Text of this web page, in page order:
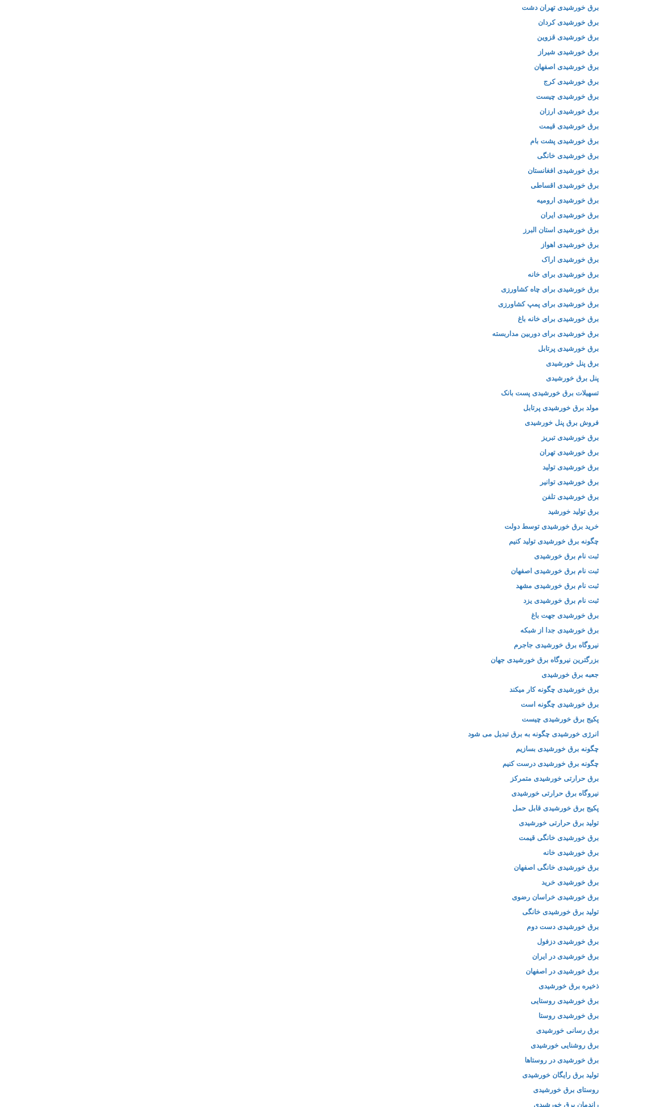
برق خورشیدی تهران دشت
برق خورشیدی کردان
برق خورشیدی قزوین
برق خورشیدی شیراز
برق خورشیدی اصفهان
برق خورشیدی کرج
برق خورشیدی چیست
برق خورشیدی ارزان
برق خورشیدی قیمت
برق خورشیدی پشت بام
برق خورشیدی خانگی
برق خورشیدی افغانستان
برق خورشیدی اقساطی
برق خورشیدی ارومیه
برق خورشیدی ایران
برق خورشیدی استان البرز
برق خورشیدی اهواز
برق خورشیدی اراک
برق خورشیدی برای خانه
برق خورشیدی برای چاه کشاورزی
برق خورشیدی برای پمپ کشاورزی
برق خورشیدی برای خانه باغ
برق خورشیدی برای دوربین مداربسته
برق خورشیدی پرتابل
برق پنل خورشیدی
پنل برق خورشیدی
تسهیلات برق خورشیدی پست بانک
مولد برق خورشیدی پرتابل
فروش برق پنل خورشیدی
برق خورشیدی تبریز
برق خورشیدی تهران
برق خورشیدی تولید
برق خورشیدی توانیر
برق خورشیدی تلفن
برق تولید خورشید
خرید برق خورشیدی توسط دولت
چگونه برق خورشیدی تولید کنیم
ثبت نام برق خورشیدی
ثبت نام برق خورشیدی اصفهان
ثبت نام برق خورشیدی مشهد
ثبت نام برق خورشیدی یزد
برق خورشیدی جهت باغ
برق خورشیدی جدا از شبکه
نیروگاه برق خورشیدی جاجرم
بزرگترین نیروگاه برق خورشیدی جهان
جعبه برق خورشیدی
برق خورشیدی چگونه کار میکند
برق خورشیدی چگونه است
پکیج برق خورشیدی چیست
انرژی خورشیدی چگونه به برق تبدیل می شود
چگونه برق خورشیدی بسازیم
چگونه برق خورشیدی درست کنیم
برق حرارتی خورشیدی متمرکز
نیروگاه برق حرارتی خورشیدی
پکیج برق خورشیدی قابل حمل
تولید برق حرارتی خورشیدی
برق خورشیدی خانگی قیمت
برق خورشیدی خانه
برق خورشیدی خانگی اصفهان
برق خورشیدی خرید
برق خورشیدی خراسان رضوی
تولید برق خورشیدی خانگی
برق خورشیدی دست دوم
برق خورشیدی دزفول
برق خورشیدی در ایران
برق خورشیدی در اصفهان
ذخیره برق خورشیدی
برق خورشیدی روستایی
برق خورشیدی روستا
برق رسانی خورشیدی
برق روشنایی خورشیدی
برق خورشیدی در روستاها
تولید برق رایگان خورشیدی
روستای برق خورشیدی
راندمان برق خورشیدی